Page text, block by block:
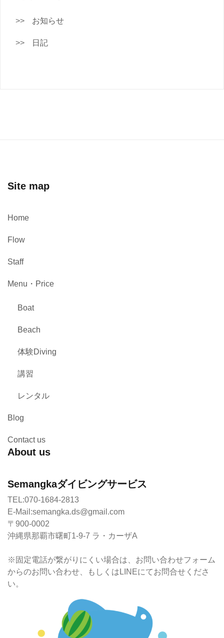
お知らせ
日記
Site map
Home
Flow
Staff
Menu・Price
Boat
Beach
体験Diving
講習
レンタル
Blog
Contact us
About us
Semangkaダイビングサービス
TEL:070-1684-2813
E-Mail:semangka.ds@gmail.com
〒900-0002
沖縄県那覇市曙町1-9-7 ラ・カーザA
※固定電話が繋がりにくい場合は、お問い合わせフォーム
からのお問い合わせ、もしくはLINEにてお問合せくださ
い。